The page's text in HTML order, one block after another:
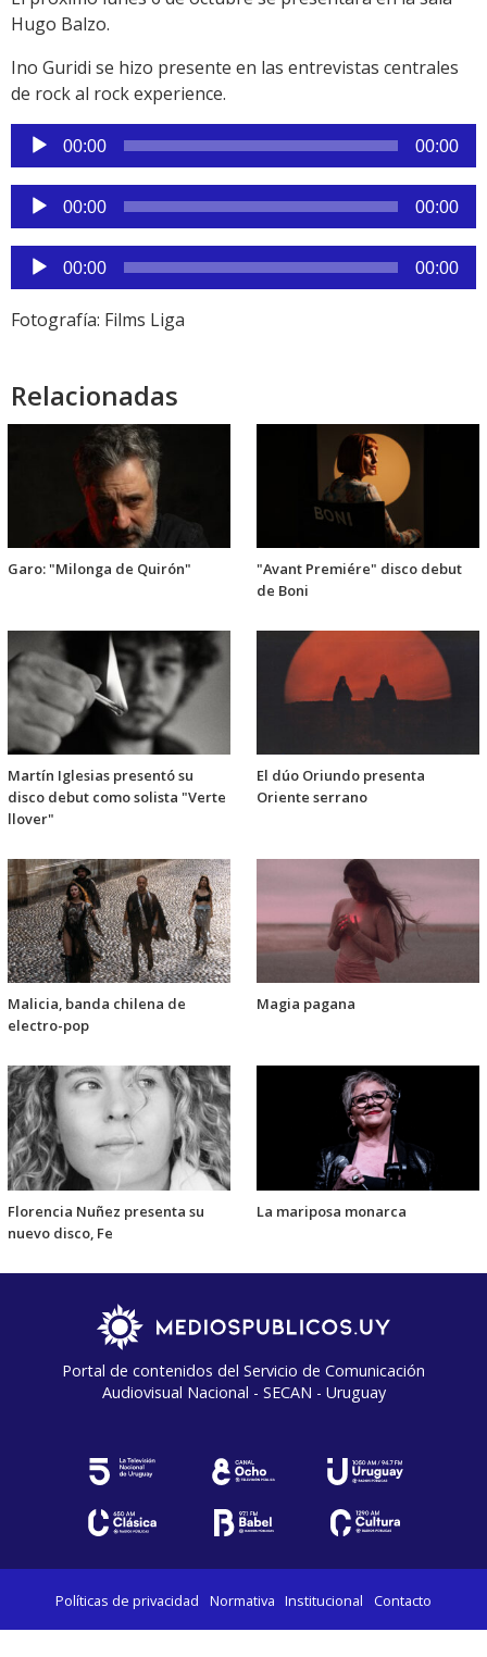
Hugo Balzo.
Ino Guridi se hizo presente en las entrevistas centrales
de rock al rock experience.
Reproductor
de
audio
00:00 00:00
Reproductor
de
audio
00:00 00:00
Reproductor
de
audio
00:00 00:00
Fotografía: Films Liga
Relacionadas
Garo: "Milonga de Quirón"
"Avant Premiére" disco debut
de Boni
Martín Iglesias presentó su
disco debut como solista "Verte
llover"
El dúo Oriundo presenta
Oriente serrano
Malicia, banda chilena de
electro-pop
Magia pagana
Florencia Nuñez presenta su
nuevo disco, Fe
La mariposa monarca
Portal de contenidos del Servicio de Comunicación
Audiovisual Nacional - SECAN - Uruguay
Políticas de privacidad Normativa Institucional Contacto